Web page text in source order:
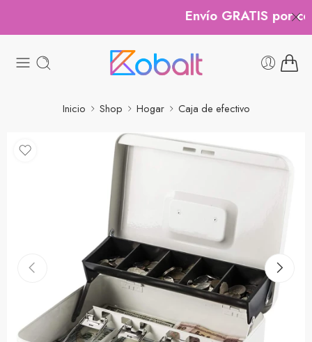
Envío GRATIS por
Inicio Shop Hogar Caja de efectivo